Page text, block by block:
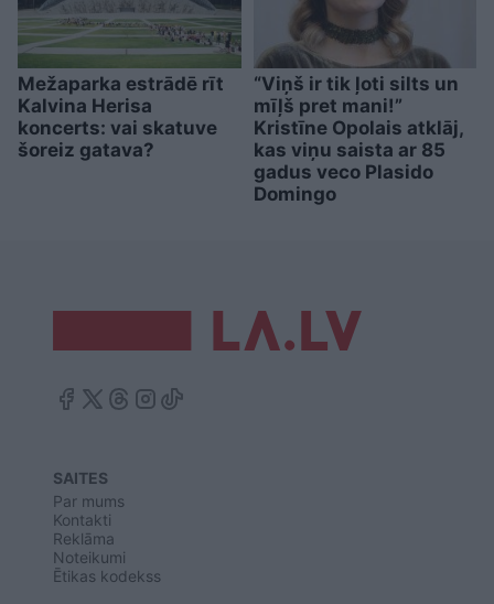
Mežaparka estrādē rīt
Kalvina Herisa
koncerts: vai skatuve
šoreiz gatava?
“Viņš ir tik ļoti silts un
mīļš pret mani!”
Kristīne Opolais atklāj,
kas viņu saista ar 85
gadus veco Plasido
Domingo
SAITES
Par mums
Kontakti
Reklāma
Noteikumi
Ētikas kodekss